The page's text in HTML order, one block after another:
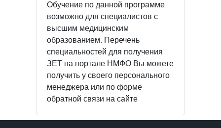
Обучение по данной программе
возможно для специалистов с
высшим медицинским
образованием. Перечень
специальностей для получения
ЗЕТ на портале НМФО Вы можете
получить у своего персонального
менеджера или по форме
обратной связи на сайте